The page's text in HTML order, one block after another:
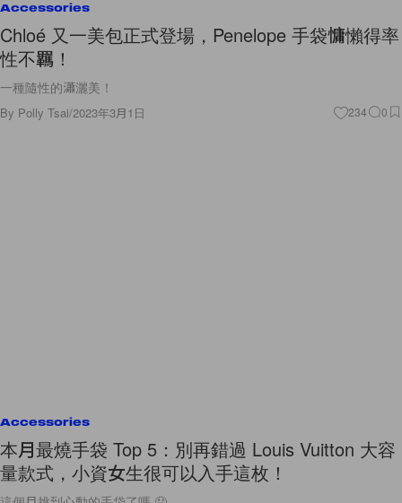
Accessories
Chloé 又一美包正式登場，Penelope 手袋慵懶得率
性不羈！
一種隨性的瀟灑美！
By Polly Tsai/2023年3月1日 234 0
Accessories
本月最燒手袋 Top 5：別再錯過 Louis Vuitton 大容
量款式，小資女生很可以入手這枚！